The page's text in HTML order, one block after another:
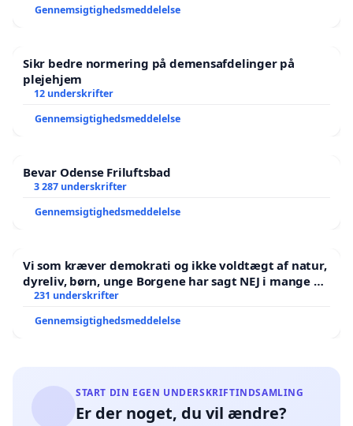
Gennemsigtighedsmeddelelse
Sikr bedre normering på demensafdelinger på
plejehjem
12 underskrifter
Gennemsigtighedsmeddelelse
Bevar Odense Friluftsbad
3 287 underskrifter
Gennemsigtighedsmeddelelse
Vi som kræver demokrati og ikke voldtægt af natur,
dyreliv, børn, unge Borgene har sagt NEJ i mange år.
Der er
231 underskrifter
Gennemsigtighedsmeddelelse
START DIN EGEN UNDERSKRIFTINDSAMLING
Er der noget, du vil ændre?